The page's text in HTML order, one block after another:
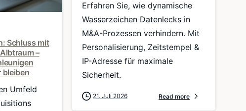
Schluss mit
–
bleiben
Umfeld
Erfahren Sie, wie dynamische
Wasserzeichen Datenlecks in
M&A-Prozessen verhindern. Mit
Personalisierung, Zeitstempel &
IP-Adresse für maximale
Sicherheit.
21. Juli 2026 Read more